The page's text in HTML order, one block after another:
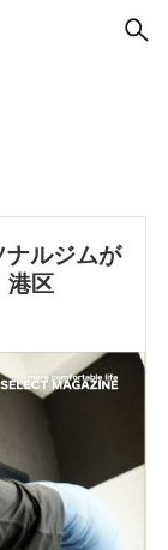
ナルジムが
港区